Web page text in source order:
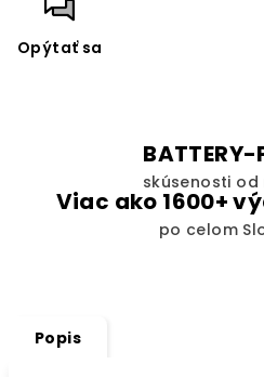
Opýtať sa
BATTERY-
skúsenosti od
Viac ako 1600+
po celom
Popis